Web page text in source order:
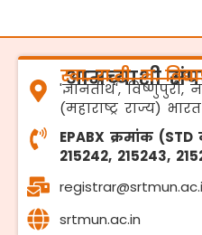
आमच्याशी
स्वा. रा.ती. म.
'ज्ञानतीर्थ', विष्णुपुरी,
(महाराष्ट्र राज्य) भारत
EPABX क्रमांक
215242, 215243,
srtmun.ac.in